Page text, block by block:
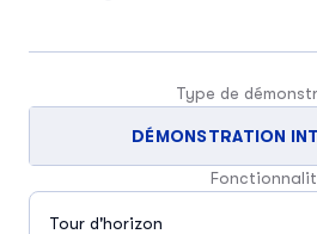
Type de
DÉMONSTRATION
Tour d'horizon